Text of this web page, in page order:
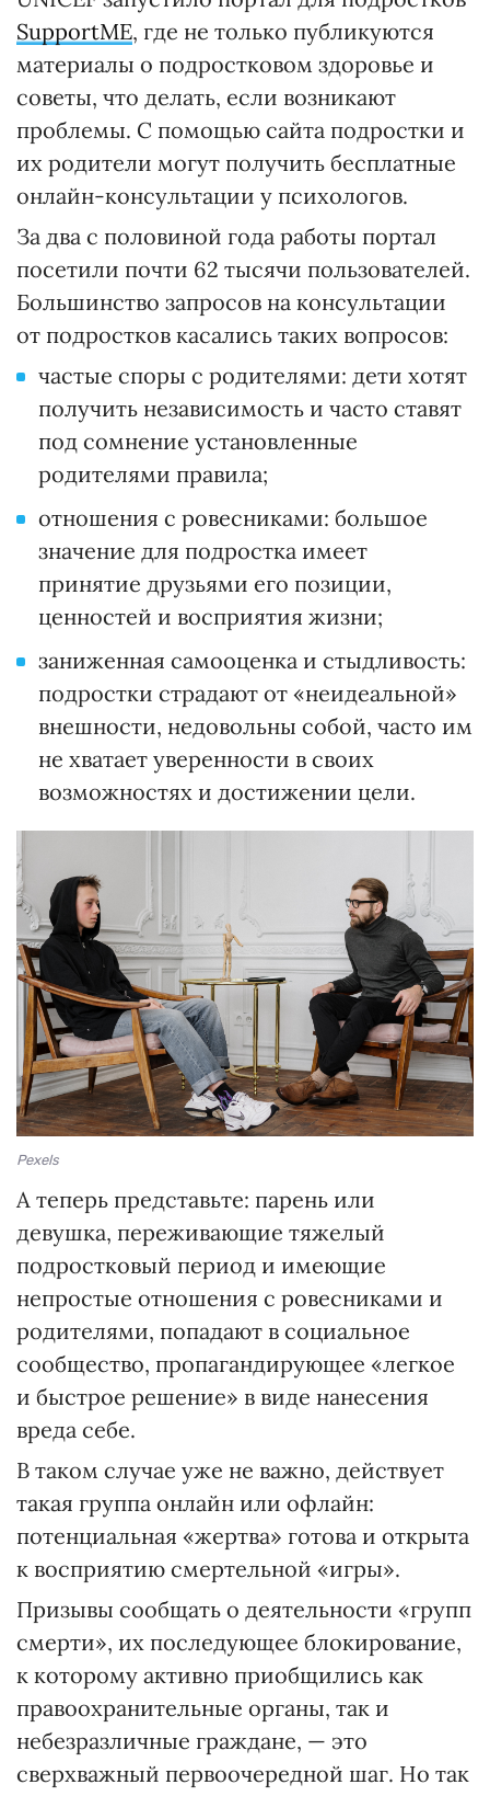
SupportME, где не только публикуются
материалы о подростковом здоровье и
советы, что делать, если возникают
проблемы. С помощью сайта подростки и
их родители могут получить бесплатные
онлайн-консультации у психологов.
За два с половиной года работы портал
посетили почти 62 тысячи пользователей.
Большинство запросов на консультации
от подростков касались таких вопросов:
частые споры с родителями: дети хотят
получить независимость и часто ставят
под сомнение установленные
родителями правила;
отношения с ровесниками: большое
значение для подростка имеет
принятие друзьями его позиции,
ценностей и восприятия жизни;
заниженная самооценка и стыдливость:
подростки страдают от «неидеальной»
внешности, недовольны собой, часто им
не хватает уверенности в своих
возможностях и достижении цели.
Pexels
А теперь представьте: парень или
девушка, переживающие тяжелый
подростковый период и имеющие
непростые отношения с ровесниками и
родителями, попадают в социальное
сообщество, пропагандирующее «легкое
и быстрое решение» в виде нанесения
вреда себе.
В таком случае уже не важно, действует
такая группа онлайн или офлайн:
потенциальная «жертва» готова и открыта
к восприятию смертельной «игры».
Призывы сообщать о деятельности «групп
смерти», их последующее блокирование,
к которому активно приобщились как
правоохранительные органы, так и
небезразличные граждане, — это
сверхважный первоочередной шаг. Но так